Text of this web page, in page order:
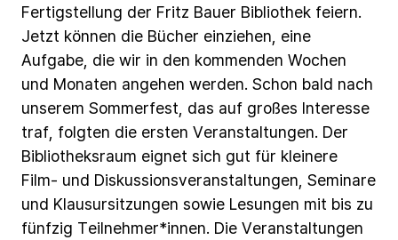
Fertigstellung der Fritz Bauer Bibliothek feiern.
Jetzt können die Bücher einziehen, eine
Aufgabe, die wir in den kommenden Wochen
und Monaten angehen werden. Schon bald nach
unserem Sommerfest, das auf großes Interesse
traf, folgten die ersten Veranstaltungen. Der
Bibliotheksraum eignet sich gut für kleinere
Film- und Diskussionsveranstaltungen, Seminare
und Klausursitzungen sowie Lesungen mit bis zu
fünfzig Teilnehmer*innen. Die Veranstaltungen